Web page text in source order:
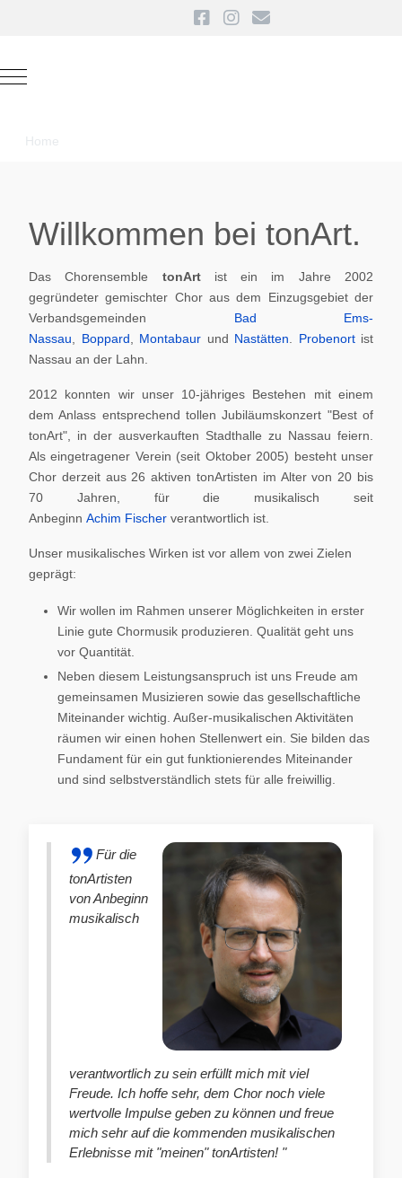
Mobile Menu Toggle
Home
Willkommen bei tonArt.
Das Chorensemble tonArt ist ein im Jahre 2002
gegründeter gemischter Chor aus dem Einzugsgebiet der
Verbandsgemeinden Bad Ems-
Nassau
Boppard Montabaur und Nastätten Probenortist
Nassau an der Lahn.
2012 konnten wir unser 10-jähriges Bestehen mit einem
dem Anlass entsprechend tollen Jubiläumskonzert "Best of
tonArt", in der ausverkauften Stadthalle zu Nassau feiern.
Als eingetragener Verein (seit Oktober 2005) besteht unser
Chor derzeit aus 26 aktiven tonArtisten im Alter von 20 bis
70 Jahren, für die musikalisch seit
Anbeginn Achim Fischer verantwortlich ist.
Unser musikalisches Wirken ist vor allem von zwei Zielen
geprägt:
Wir wollen im Rahmen unserer Möglichkeiten in erster
Linie gute Chormusik produzieren. Qualität geht uns
vor Quantität.
Neben diesem Leistungsanspruch ist uns Freude am
gemeinsamen Musizieren sowie das gesellschaftliche
Miteinander wichtig. Außer-musikalischen Aktivitäten
räumen wir einen hohen Stellenwert ein. Sie bilden das
Fundament für ein gut funktionierendes Miteinander
und sind selbstverständlich stets für alle freiwillig.
Für die
tonArtisten
von Anbeginn
musikalisch
verantwortlich zu sein erfüllt mich mit viel
Freude. Ich hoffe sehr, dem Chor noch viele
wertvolle Impulse geben zu können und freue
mich sehr auf die kommenden musikalischen
Erlebnisse mit "meinen" tonArtisten! "